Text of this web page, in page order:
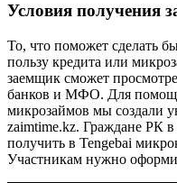
Условия получения
То, что поможет сделать
пользу кредита или
заемщик сможет
банков и МФО. Для
микрозаймов мы создали
zaimtime.kz. Граждане РК в
получить в Tengebai
Участникам нужно